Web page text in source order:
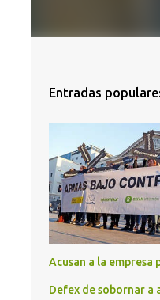
Entradas
Acusan a la empresa
Defex de sobornar a